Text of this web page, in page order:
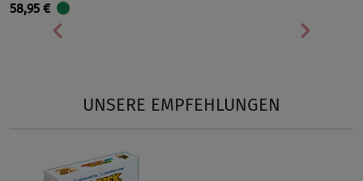
58,95 €
Vorherige
UNSERE EMPFEHLUNGEN